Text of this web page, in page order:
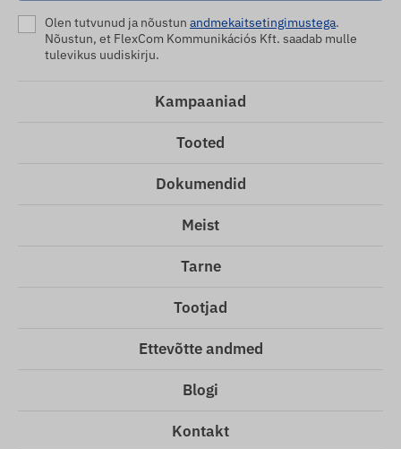
Olen tutvunud ja nõustun andmekaitsetingimustega.
Nõustun, et FlexCom Kommunikációs Kft. saadab mulle
tulevikus uudiskirju.
Kampaaniad
Tooted
Dokumendid
Meist
Tarne
Tootjad
Ettevõtte andmed
Blogi
Kontakt